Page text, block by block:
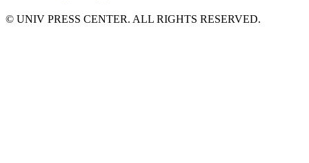
© UNIV PRESS CENTER. ALL RIGHTS RESERVED.